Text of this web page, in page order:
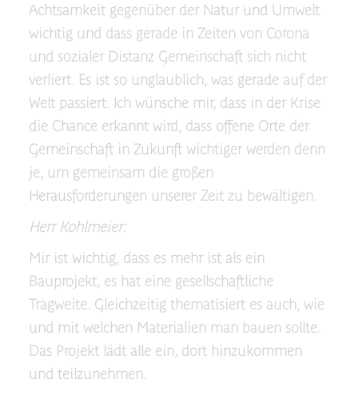
Achtsamkeit gegenüber der Natur und Umwelt
wichtig und dass gerade in Zeiten von Corona
und sozialer Distanz Gemeinschaft sich nicht
verliert. Es ist so unglaublich, was gerade auf der
Welt passiert. Ich wünsche mir, dass in der Krise
die Chance erkannt wird, dass offene Orte der
Gemeinschaft in Zukunft wichtiger werden denn
je, um gemeinsam die großen
Herausforderungen unserer Zeit zu bewältigen.
Herr Kohlmeier:
Mir ist wichtig, dass es mehr ist als ein
Bauprojekt, es hat eine gesellschaftliche
Tragweite. Gleichzeitig thematisiert es auch, wie
und mit welchen Materialien man bauen sollte.
Das Projekt lädt alle ein, dort hinzukommen
und teilzunehmen.